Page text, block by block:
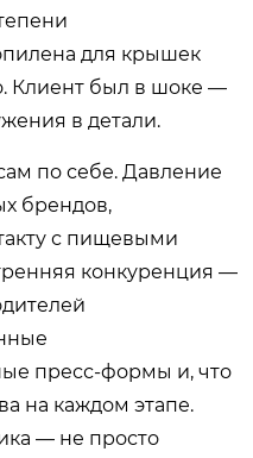
для крышек
Клиент был в шоке —
в детали.
по себе. Давление
брендов,
с пищевыми
конкуренция —
пресс-формы и, что
на каждом этапе.
— не просто